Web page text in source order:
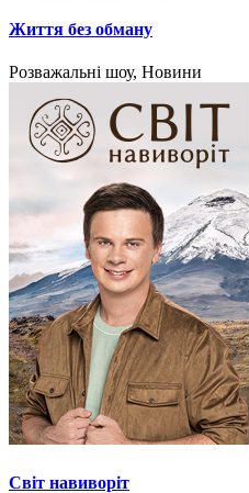
Життя без обману
Розважальні шоу, Новини
Світ навиворіт